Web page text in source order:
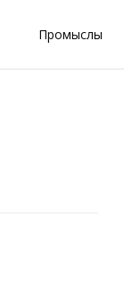
Промыслы